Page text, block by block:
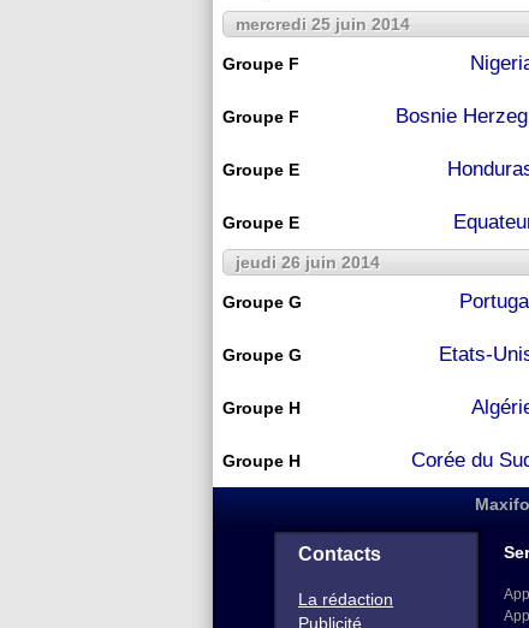
mercredi 25 juin 2014
Groupe F
Groupe F Bosnie
Groupe E
Groupe E
jeudi 26 juin 2014
Groupe G
Groupe G Etats-
Groupe H
Groupe H Corée du
Contacts
La rédaction
Publicité